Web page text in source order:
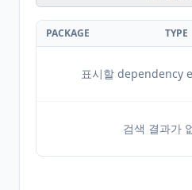
PACKAGE TYPE
표시할 dependency
검색 결과가